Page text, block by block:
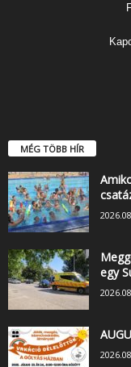
MÉG TÖBB HÍR
egy